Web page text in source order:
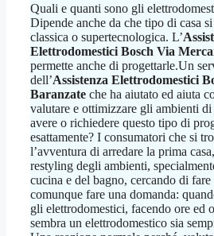
Quali e quanti sono gli
Dipende anche da che tipo di casa
classica o supertecnologica. L’
Elettrodomestici Bosch Via
permette anche di progettarle.Un
dell’Assistenza Elettrodomestici
Baranzate che ha aiutato ed aiuta
valutare e ottimizzare gli ambienti di
avere o richiedere questo tipo di
esattamente? I consumatori che si
l’avventura di arredare la prima
restyling degli ambienti,
cucina e del bagno, cercando di
comunque fare una domanda:
gli elettrodomestici, facendo ore ed
sembra un elettrodomestico sia